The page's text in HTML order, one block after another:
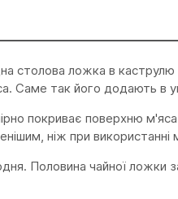
столова ложка в
Саме так його додають в
покриває поверхню
ніж при
Половина чайної ложки